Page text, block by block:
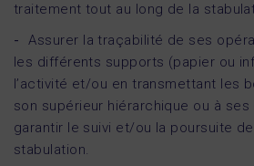
traitement tout au long de la
Assurer la traçabilité de ses
les différents supports (papier ou
l’activité et/ou en transmettant les
son supérieur hiérarchique ou à
garantir le suivi et/ou la poursuite
stabulation.